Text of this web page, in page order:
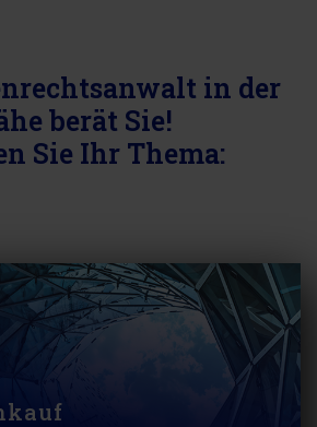
in der
berät Sie!
Sie Ihr Thema: